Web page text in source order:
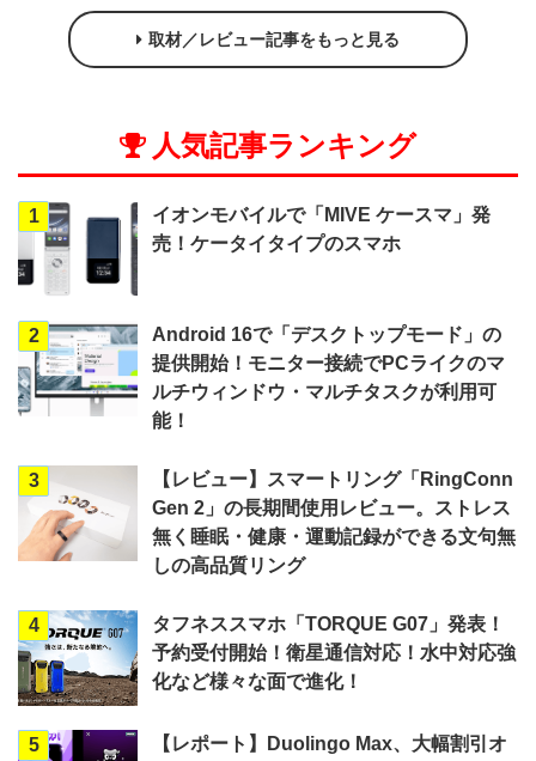
取材／レビュー記事をもっと見る
人気記事ランキング
1
イオンモバイルで「MIVE ケースマ」発
売！ケータイタイプのスマホ
2
Android 16で「デスクトップモード」の
提供開始！モニター接続でPCライクのマ
ルチウィンドウ・マルチタスクが利用可
能！
3
【レビュー】スマートリング「RingConn
Gen 2」の長期間使用レビュー。ストレス
無く睡眠・健康・運動記録ができる文句無
しの高品質リング
4
タフネススマホ「TORQUE G07」発表！
予約受付開始！衛星通信対応！水中対応強
化など様々な面で進化！
5
【レポート】Duolingo Max、大幅割引オ